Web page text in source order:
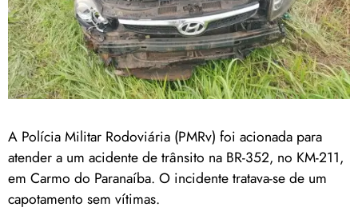
A Polícia Militar Rodoviária (PMRv) foi acionada para
atender a um acidente de trânsito na BR-352, no KM-211,
em Carmo do Paranaíba. O incidente tratava-se de um
capotamento sem vítimas.